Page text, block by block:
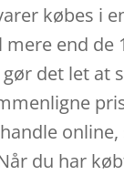
købes i
end de
det let
du har